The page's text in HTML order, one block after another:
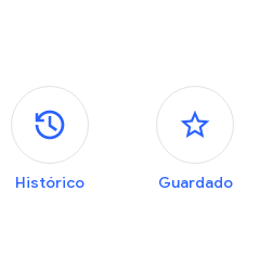
Painéis laterais
Histórico Guardado